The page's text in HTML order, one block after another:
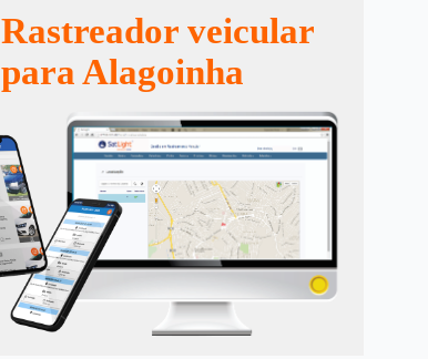
Rastreador veicular
para Alagoinha